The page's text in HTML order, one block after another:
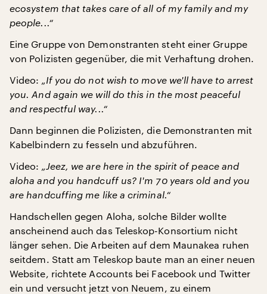
ecosystem that takes care of all of my family and my
people...“
Eine Gruppe von Demonstranten steht einer Gruppe
von Polizisten gegenüber, die mit Verhaftung drohen.
Video: „If you do not wish to move we'll have to arrest
you. And again we will do this in the most peaceful
and respectful way...“
Dann beginnen die Polizisten, die Demonstranten mit
Kabelbindern zu fesseln und abzuführen.
Video: „Jeez, we are here in the spirit of peace and
aloha and you handcuff us? I'm 70 years old and you
are handcuffing me like a criminal.“
Handschellen gegen Aloha, solche Bilder wollte
anscheinend auch das Teleskop-Konsortium nicht
länger sehen. Die Arbeiten auf dem Maunakea ruhen
seitdem. Statt am Teleskop baute man an einer neuen
Website, richtete Accounts bei Facebook und Twitter
ein und versucht jetzt von Neuem, zu einem